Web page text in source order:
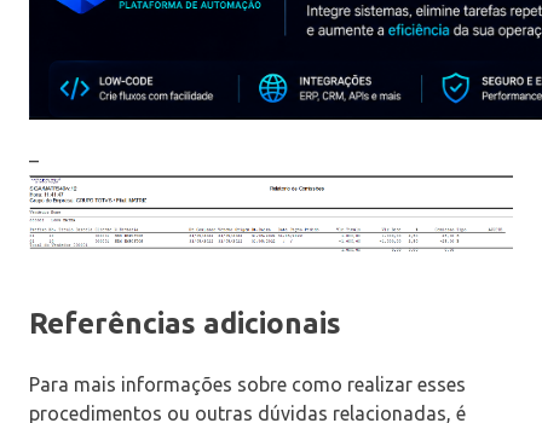
–
Referências adicionais
Para mais informações sobre como realizar esses
procedimentos ou outras dúvidas relacionadas, é